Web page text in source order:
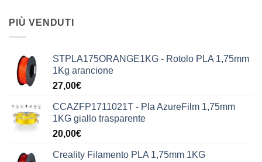
PIÙ VENDUTI
STPLA175ORANGE1KG - Rotolo PLA 1,75mm
1Kg arancione
27,00€
CCAZFP1711021T - Pla AzureFilm 1,75mm
1KG giallo trasparente
20,00€
Creality Filamento PLA 1,75mm 1KG